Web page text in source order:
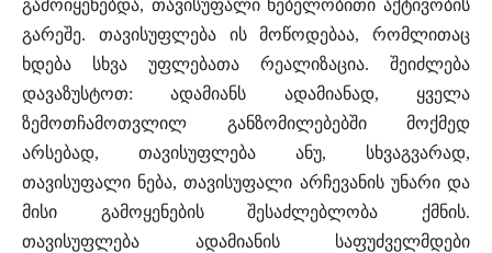
გამოიყენებდა, თავისუფალი ნებელობითი აქტივობის
გარეშე. თავისუფლება ის მოწოდებაა, რომლითაც
ხდება სხვა უფლებათა რეალიზაცია. შეიძლება
დავაზუსტოთ: ადამიანს ადამიანად, ყველა
ზემოთჩამოთვლილ განზომილებებში მოქმედ
არსებად, თავისუფლება ანუ, სხვაგვარად,
თავისუფალი ნება, თავისუფალი არჩევანის უნარი და
მისი გამოყენების შესაძლებლობა ქმნის.
თავისუფლება ადამიანის საფუძველმდები